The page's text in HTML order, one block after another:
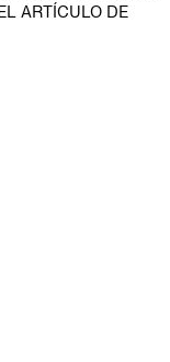
ARTÍCULO DE